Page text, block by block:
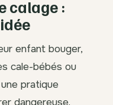
calage :
enfant bouger,
cale-bébés ou
pratique
dangereuse.